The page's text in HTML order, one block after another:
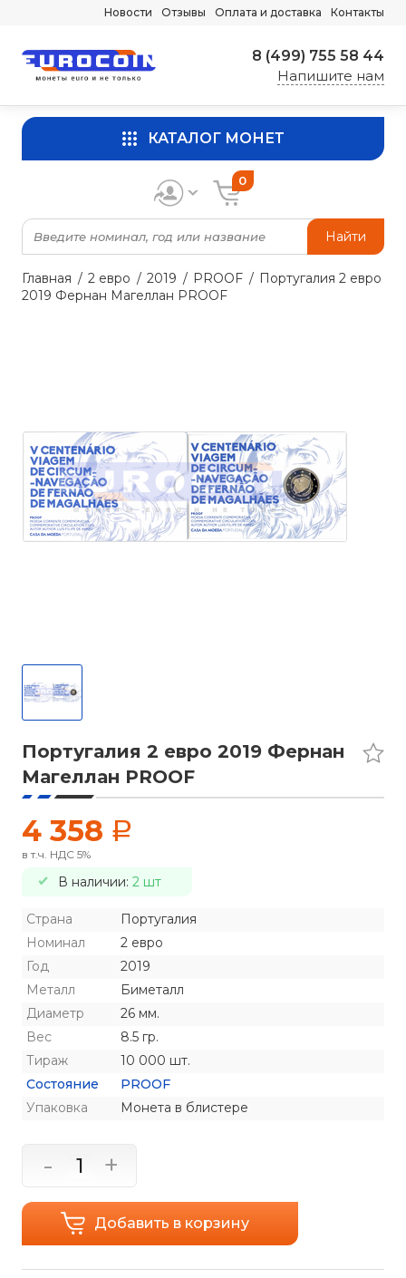
Новости Отзывы Оплата и доставка Контакты
8 (499) 755 58 44
Напишите нам
КАТАЛОГ МОНЕТ
Найти
0
Главная 2 евро 2019 PROOF
Португалия 2 евро
2019 Фернан Магеллан PROOF
Португалия 2 евро 2019 Фернан
Магеллан PROOF
4 358 a
в т.ч. НДС 5%
В наличии: 2 шт
Страна
Португалия
Номинал
2 евро
Год
2019
Металл
Биметалл
Диаметр
26 мм.
Вес
8.5 гр.
Тираж
10 000 шт.
Состояние
PROOF
Упаковка
Монета в блистере
- +
Добавить в корзину